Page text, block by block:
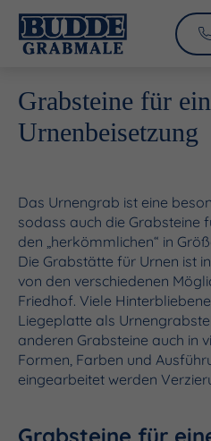
Grabsteine für
Urnenbeisetzung
Das Urnengrab ist eine
sodass auch die Grabsteine
den „herkömmlichen“ in
Die Grabstätte für Urnen ist
von den verschiedenen
Friedhof. Viele
Liegeplatte als
anderen Grabsteine auch in
Formen, Farben und
eingearbeitet werden
Grabsteine für